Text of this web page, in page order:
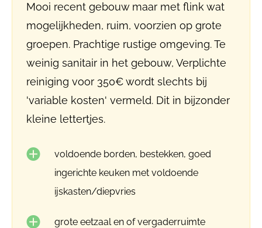
Mooi recent gebouw maar met flink wat
mogelijkheden, ruim, voorzien op grote
groepen. Prachtige rustige omgeving. Te
weinig sanitair in het gebouw, Verplichte
reiniging voor 350€ wordt slechts bij
'variable kosten' vermeld. Dit in bijzonder
kleine lettertjes.
voldoende borden, bestekken, goed
ingerichte keuken met voldoende
ijskasten/diepvries
grote eetzaal en of vergaderruimte